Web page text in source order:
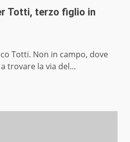
Totti, terzo figlio in
Totti. Non in campo, dove
trovare la via del...